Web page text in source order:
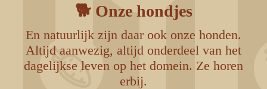
🐕 Onze hondjes
En natuurlijk zijn daar ook onze honden.
Altijd aanwezig, altijd onderdeel van het
dagelijkse leven op het domein. Ze horen
erbij.